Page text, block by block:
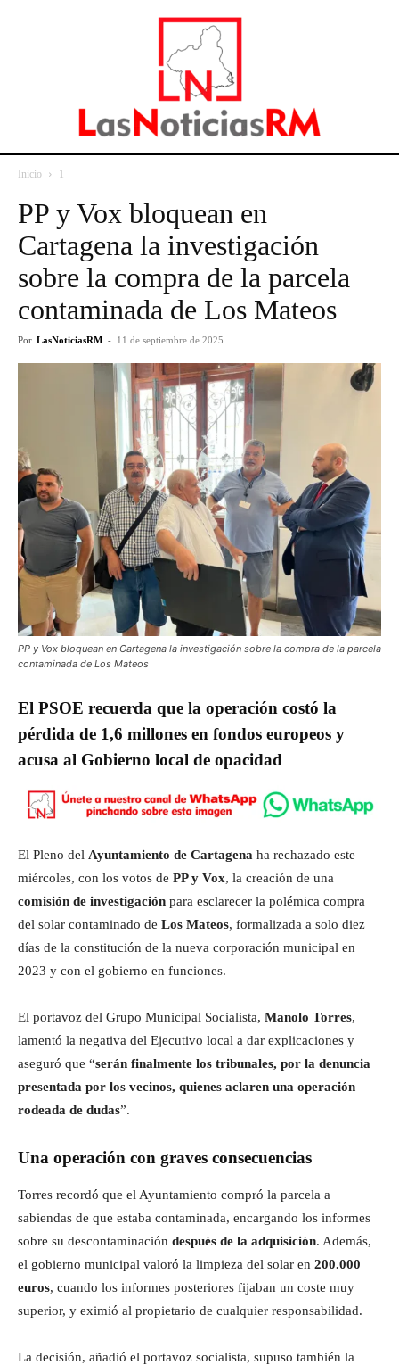
Inicio 1
PP y Vox bloquean en
Cartagena la investigación
sobre la compra de la parcela
contaminada de Los Mateos
Por LasNoticiasRM - 11 de septiembre de 2025
PP y Vox bloquean en Cartagena la investigación sobre la compra de la parcela
contaminada de Los Mateos
El PSOE recuerda que la operación costó la
pérdida de 1,6 millones en fondos europeos y
acusa al Gobierno local de opacidad
El Pleno del Ayuntamiento de Cartagena ha rechazado este
miércoles, con los votos de PP y Vox, la creación de una
comisión de investigación para esclarecer la polémica compra
del solar contaminado de Los Mateos, formalizada a solo diez
días de la constitución de la nueva corporación municipal en
2023 y con el gobierno en funciones.
El portavoz del Grupo Municipal Socialista, Manolo Torres,
lamentó la negativa del Ejecutivo local a dar explicaciones y
aseguró que “serán finalmente los tribunales, por la denuncia
presentada por los vecinos, quienes aclaren una operación
rodeada de dudas”.
Una operación con graves consecuencias
Torres recordó que el Ayuntamiento compró la parcela a
sabiendas de que estaba contaminada, encargando los informes
sobre su descontaminación después de la adquisición. Además,
el gobierno municipal valoró la limpieza del solar en 200.000
euros, cuando los informes posteriores fijaban un coste muy
superior, y eximió al propietario de cualquier responsabilidad.
La decisión, añadió el portavoz socialista, supuso también la